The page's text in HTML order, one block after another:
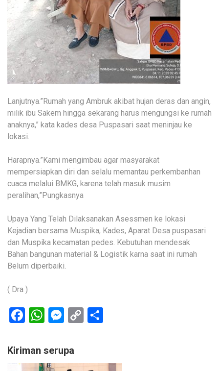
Lanjutnya.”Rumah yang Ambruk akibat hujan deras dan angin,
milik ibu Sakem hingga sekarang harus mengungsi ke rumah
anaknya,” kata kades desa Puspasari saat meninjau ke
lokasi.
Harapnya.”Kami mengimbau agar masyarakat
mempersiapkan diri dan selalu memantau perkembanhan
cuaca melalui BMKG, karena telah masuk musim
peralihan,”Pungkasnya
Upaya Yang Telah Dilaksanakan Asessmen ke lokasi
Kejadian bersama Muspika, Kades, Aparat Desa puspasari
dan Muspika kecamatan pedes. Kebutuhan mendesak
Bahan bangunan material & Logistik karna saat ini rumah
Belum diperbaiki.
( Dra )
Facebook
WhatsApp
Messenger
Copy
Kiriman serupa